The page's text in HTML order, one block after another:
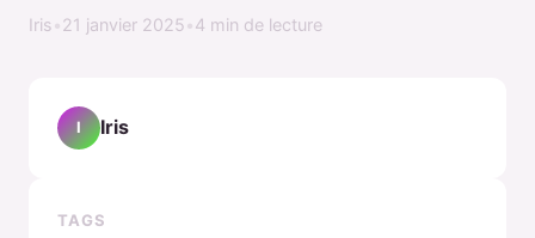
Iris 21 janvier 2025 4 min de lecture
I Iris
TAGS